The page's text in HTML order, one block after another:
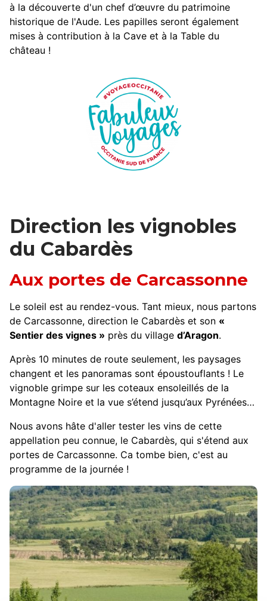
à la découverte d'un chef d’œuvre du patrimoine
historique de l'Aude. Les papilles seront également
mises à contribution à la Cave et à la Table du
château !
Direction les vignobles
du Cabardès
Aux portes de Carcassonne
Le soleil est au rendez-vous. Tant mieux, nous partons
de Carcassonne, direction le Cabardès et son «
Sentier des vignes » près du village d’Aragon.
Après 10 minutes de route seulement, les paysages
changent et les panoramas sont époustouflants ! Le
vignoble grimpe sur les coteaux ensoleillés de la
Montagne Noire et la vue s’étend jusqu’aux Pyrénées…
Nous avons hâte d'aller tester les vins de cette
appellation peu connue, le Cabardès, qui s'étend aux
portes de Carcassonne. Ca tombe bien, c'est au
programme de la journée !